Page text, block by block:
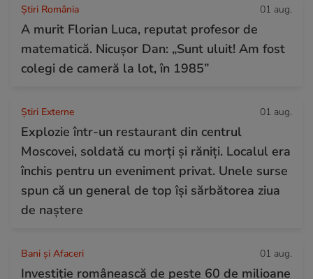
Știri România 01 aug.
A murit Florian Luca, reputat profesor de
matematică. Nicușor Dan: „Sunt uluit! Am fost
colegi de cameră la lot, în 1985”
Știri Externe 01 aug.
Explozie într-un restaurant din centrul
Moscovei, soldată cu morți și răniți. Localul era
închis pentru un eveniment privat. Unele surse
spun că un general de top își sărbătorea ziua
de naștere
Bani și Afaceri 01 aug.
Investiție românească de peste 60 de milioane